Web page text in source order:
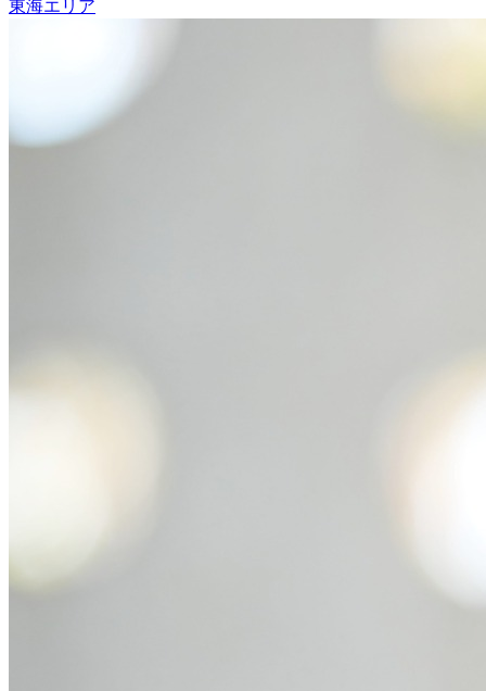
東海エリア